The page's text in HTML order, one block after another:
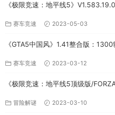
《极限竞速：地平线5》
赛车竞速 2023-05-03
《GTA5中国风》1.41整合版：
赛车竞速 2023-03-12
《极限竞速：地平线5顶级版/
冒险解谜 2023-03-10